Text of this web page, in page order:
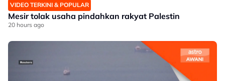
VIDEO TERKINI & POPULAR
Mesir tolak usaha pindahkan rakyat Palestin
20 hours ago